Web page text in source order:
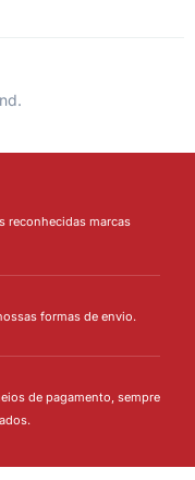
reconhecidas marcas
formas de envio.
de pagamento, sempre